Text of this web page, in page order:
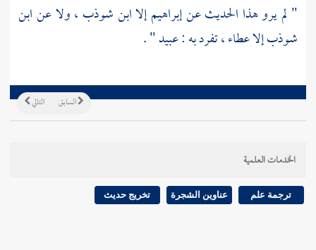
" لم يرو هذا الحديث عنإبراهيمإلاابن شوذب ، ولا عنابن
شوذبإلاعطاء، تفرد به :عبيد" .
التالي السابق
الخدمات العلمية
ترجمة علم عناوين الشجرة تخريج حديث